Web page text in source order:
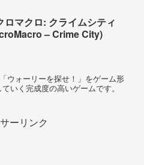
ロマクロ: クライムシティ
– Crime City)
ウォーリーを探せ！」をゲーム形
いく完成度の高いゲームです。
ーリンク